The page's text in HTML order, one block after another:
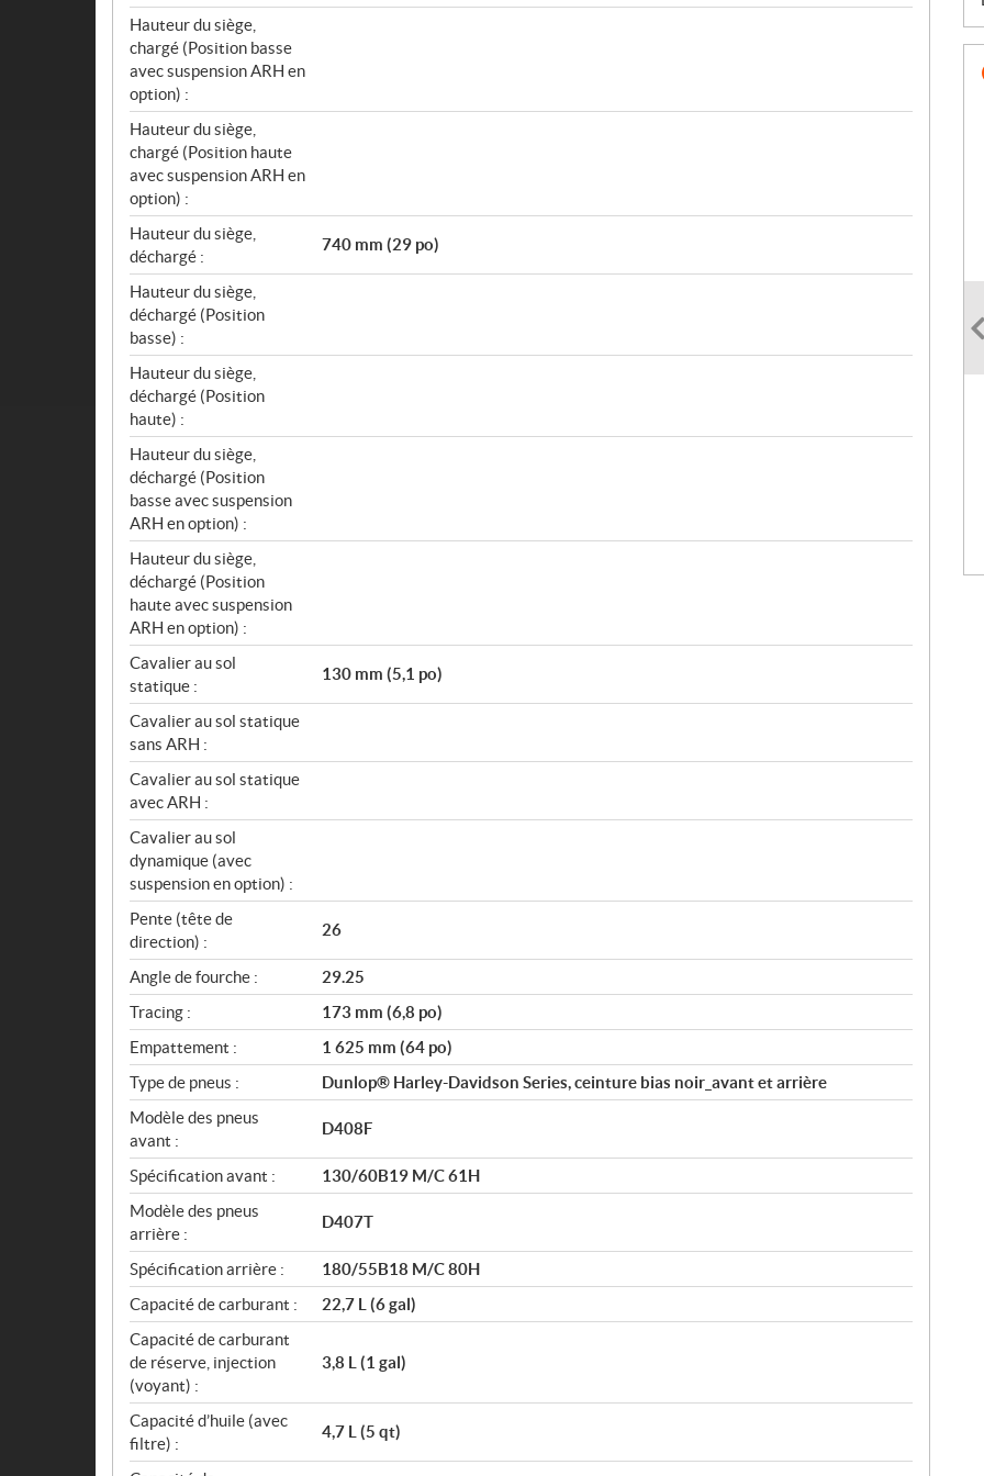
Hauteur du siège,
chargé (Position basse
avec suspension ARH en
option) :
Hauteur du siège,
chargé (Position haute
avec suspension ARH en
option) :
Hauteur du siège,
déchargé :
740 mm (29 po)
Hauteur du siège,
déchargé (Position
basse) :
Hauteur du siège,
déchargé (Position
haute) :
Hauteur du siège,
déchargé (Position
basse avec suspension
ARH en option) :
Hauteur du siège,
déchargé (Position
haute avec suspension
ARH en option) :
Cavalier au sol
statique :
130 mm (5,1 po)
Cavalier au sol statique
sans ARH :
Cavalier au sol statique
avec ARH :
Cavalier au sol
dynamique (avec
suspension en option) :
Pente (tête de
direction) :
26
Angle de fourche :
29.25
Tracing :
173 mm (6,8 po)
Empattement :
1 625 mm (64 po)
Type de pneus :
Dunlop® Harley-Davidson Series, ceinture bias noir_avant et arrière
Modèle des pneus
avant :
D408F
Spécification avant :
130/60B19 M/C 61H
Modèle des pneus
arrière :
D407T
Spécification arrière :
180/55B18 M/C 80H
Capacité de carburant :
22,7 L (6 gal)
Capacité de carburant
de réserve, injection
(voyant) :
3,8 L (1 gal)
Capacité d’huile (avec
filtre) :
4,7 L (5 qt)